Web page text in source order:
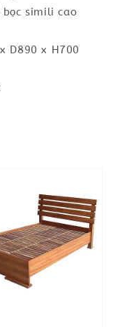
simili cao
D890 x H700